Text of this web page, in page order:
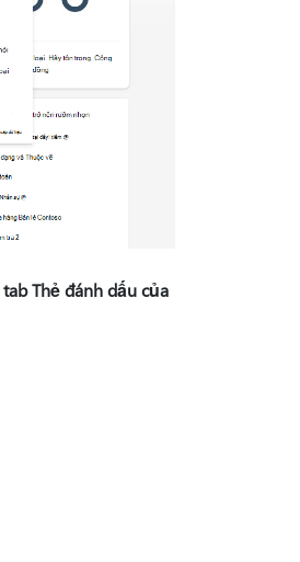
tab Thẻ đánh dấu của